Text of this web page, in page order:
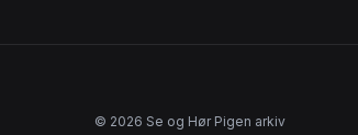
© 2026 Se og Hør Pigen arkiv